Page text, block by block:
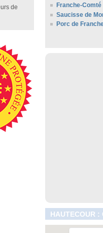
de
Franche-Comté
Saucisse de
Porc de
HAUTECOUR :